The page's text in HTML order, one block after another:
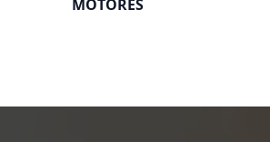
MOTORES